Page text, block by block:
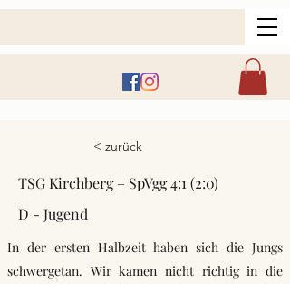
< zurück
TSG Kirchberg – SpVgg 4:1 (2:0)
D - Jugend
In der ersten Halbzeit haben sich die Jungs
schwergetan. Wir kamen nicht richtig in die